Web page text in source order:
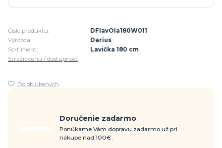
Číslo produktu:
DFlavOla180W011
Výrobca:
Darius
Sortiment:
Lavička 180 cm
Strážiť cenu / dostupnosť
Do obľúbených
Doručenie zadarmo
Ponúkame Vám dopravu zadarmo už pri
nákupe nad 100€.